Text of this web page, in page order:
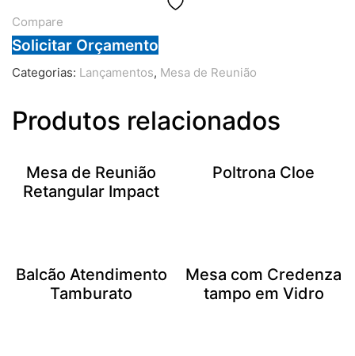
Compare
Solicitar Orçamento
Categorias: Lançamentos, Mesa de Reunião
Produtos relacionados
Mesa de Reunião
Retangular Impact
Poltrona Cloe
Balcão Atendimento
Tamburato
Mesa com Credenza
tampo em Vidro